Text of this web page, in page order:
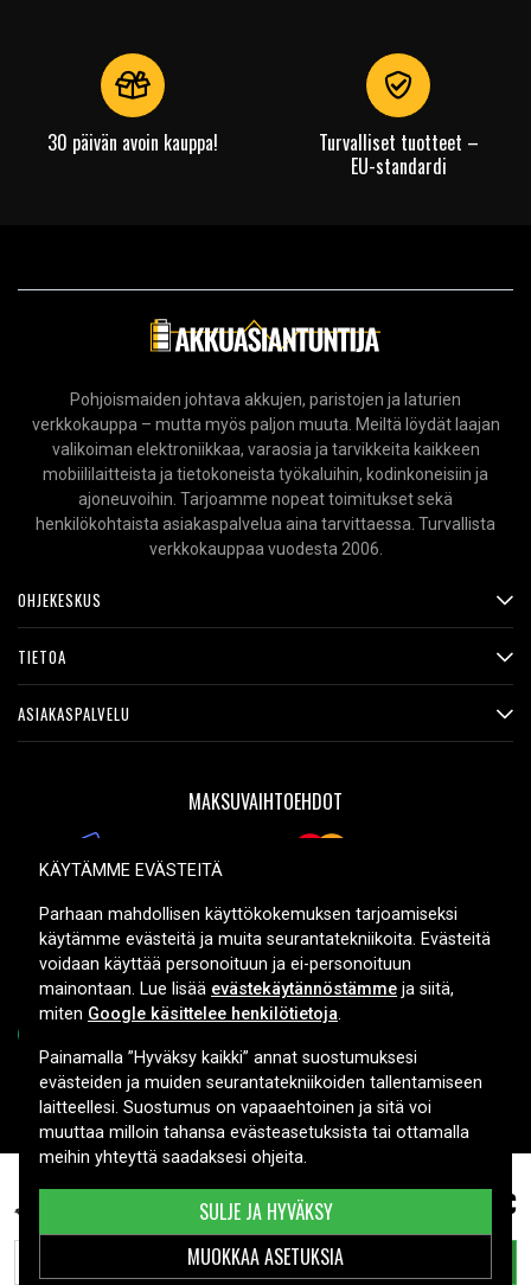
Asus ZenBook 13 UX331UAL-EG020TS, 11.55V,
56,99 €
LISÄÄ OSTOSKORIIN
30 päivän avoin kauppa!
Turvalliset tuotteet –
EU-standardi
Pohjoismaiden johtava akkujen, paristojen ja laturien
verkkokauppa – mutta myös paljon muuta. Meiltä löydät laajan
valikoiman elektroniikkaa, varaosia ja tarvikkeita kaikkeen
mobiililaitteista ja tietokoneista työkaluihin, kodinkoneisiin ja
ajoneuvoihin. Tarjoamme nopeat toimitukset sekä
henkilökohtaista asiakaspalvelua aina tarvittaessa. Turvallista
verkkokauppaa vuodesta 2006.
OHJEKESKUS
TIETOA
ASIAKASPALVELU
MAKSUVAIHTOEHDOT
TOIMITUSVAIHTOEHDOT
Copyright © 2026, Spares Nordic AB
KÄYTÄMME EVÄSTEITÄ
Parhaan mahdollisen käyttökokemuksen tarjoamiseksi
käytämme evästeitä ja muita seurantatekniikoita. Evästeitä
voidaan käyttää personoituun ja ei-personoituun
mainontaan. Lue lisää evästekäytännöstämme ja siitä,
miten Google käsittelee henkilötietoja.
Painamalla ”Hyväksy kaikki” annat suostumuksesi
evästeiden ja muiden seurantatekniikoiden tallentamiseen
laitteellesi. Suostumus on vapaaehtoinen ja sitä voi
muuttaa milloin tahansa evästeasetuksista tai ottamalla
meihin yhteyttä saadaksesi ohjeita.
MUOKKAA ASETUKSIA
SULJE JA HYVÄKSY